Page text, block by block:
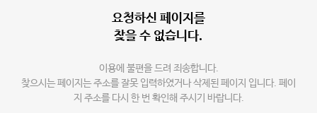
요청하신 페이지를
찾을 수 없습니다.
이용에 불편을 드려 죄송합니다.
찾으시는 페이지는 주소를 잘못 입력하였거나 삭제된 페이지 입니다. 페이
지 주소를 다시 한 번 확인해 주시기 바랍니다.